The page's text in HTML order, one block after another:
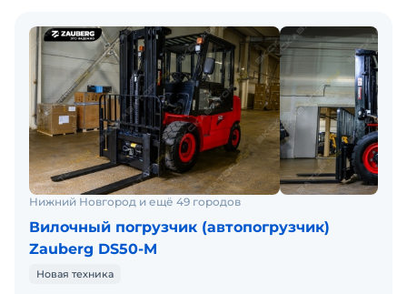
Нижний Новгород и ещё 49 городов
Вилочный погрузчик (автопогрузчик)
Zauberg DS50-M
Новая техника